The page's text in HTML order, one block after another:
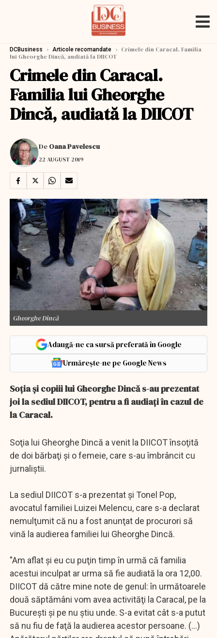
DCBusiness › Articole recomandate › Crimele din Caracal. Familia
lui Gheorghe Dincă, audiată la DIICOT
Crimele din Caracal.
Familia lui Gheorghe
Dincă, audiată la DIICOT
De Oana Pavelescu
22 AUGUST 2019
Gheorghe Dincă
Adaugă-ne ca sursă preferată în Google
Urmărește-ne pe Google News
Soţia şi copiii lui Gheorghe Dincă s-au prezentat
joi la sediul DIICOT, pentru a fi audiaţi în cazul de
la Caracal.
Soţia lui Gheorghe Dincă a venit la DIICOT însoţită
de doi bărbaţi şi o femeie, care s-au îmbrâncit cu
jurnaliştii.
La sediul DIICOT s-a prezentat şi Tonel Pop,
avocatul familiei Luizei Melencu, care s-a declarat
nemulţumit că nu a fost anunţat de procurori să
vină la audierea familiei lui Gheorghe Dincă.
"Am aflat şi eu cu puţin timp în urmă că familia
acestui inculpat ar urma să fie audiată la ora 12,00.
DIICOT dă către mine note de genul: în următoarele
două săptămâni vom avea activităţi la Caracal, pe la
Bucureşti şi pe nu ştiu unde. S-a evitat cât s-a putut
să nu fiu de faţă la audierea acestor persoane. (...)